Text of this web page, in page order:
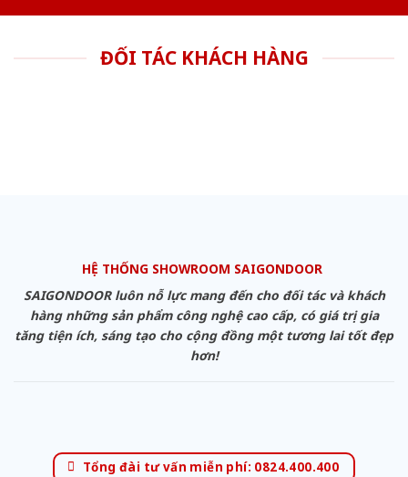
ĐỐI TÁC KHÁCH HÀNG
HỆ THỐNG SHOWROOM SAIGONDOOR
SAIGONDOOR luôn nỗ lực mang đến cho đối tác và khách
hàng những sản phẩm công nghệ cao cấp, có giá trị gia
tăng tiện ích, sáng tạo cho cộng đồng một tương lai tốt đẹp
hơn!
Tổng đài tư vấn miễn phí: 0824.400.400